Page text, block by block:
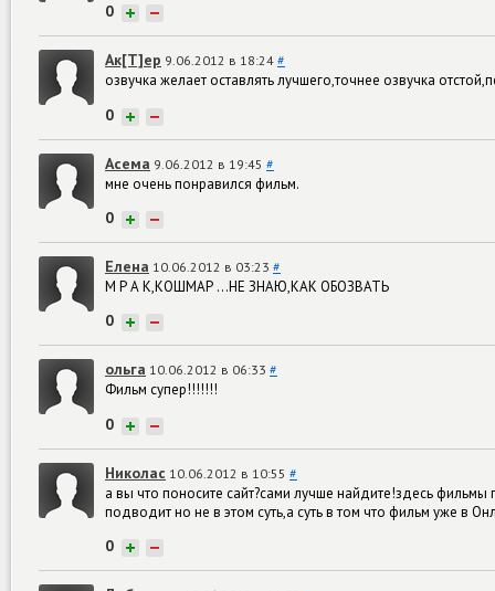
0 + −
Ак[Т]ер 9.06.2012 в 18:24 #
озвучка желает оставлять лучшего,точнее озвучка
0 + −
Асема 9.06.2012 в 19:45 #
мне очень понравился фильм.
0 + −
Елена 10.06.2012 в 03:23 #
М Р А К,КОШМАР ...НЕ ЗНАЮ,КАК ОБОЗВАТЬ
0 + −
ольга 10.06.2012 в 06:33 #
Фильм супер!!!!!!!
0 + −
Николас 10.06.2012 в 10:55 #
а вы что поносите сайт?сами лучше найдите!здесь
подводит но не в этом суть,а суть в том что фильм уже в
0 + −